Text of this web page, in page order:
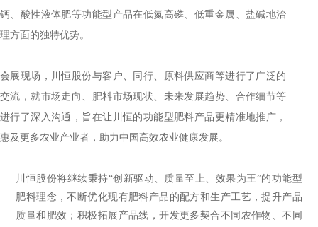
钙、酸性液体肥等功能型产品在低氮高磷、低重金属、盐碱地治
理方面的独特优势。
会展现场，川恒股份与客户、同行、原料供应商等进行了广泛的
交流，就市场走向、肥料市场现状、未来发展趋势、合作细节等
进行了深入沟通，旨在让川恒的功能型肥料产品更精准地推广，
惠及更多农业产业者，助力中国高效农业健康发展。
川恒股份将继续秉持“创新驱动、质量至上、效果为王”的功能型
肥料理念，不断优化现有肥料产品的配方和生产工艺，提升产品
质量和肥效；积极拓展产品线，开发更多契合不同农作物、不同